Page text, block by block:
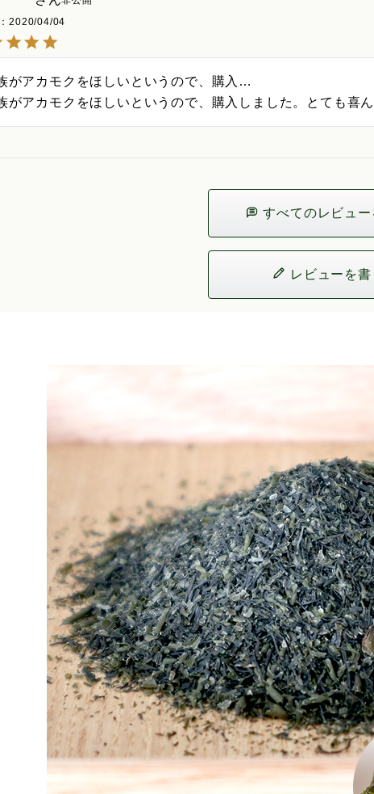
2020/04/04
がアカモクをほしいというので、購入…
がアカモクをほしいというので、購入しました。とても喜
すべてのレビュ
レビューを書